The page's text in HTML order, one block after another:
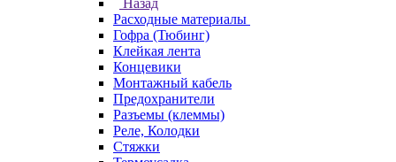
Назад
Расходные материалы
Гофра (Тюбинг)
Клейкая лента
Концевики
Монтажный кабель
Предохранители
Разъемы (клеммы)
Реле, Колодки
Стяжки